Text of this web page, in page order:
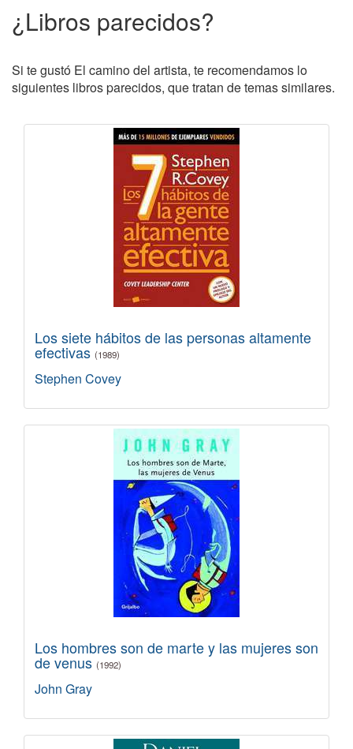
¿Libros parecidos?
Si te gustó El camino del artista, te recomendamos lo
siguientes libros parecidos, que tratan de temas similares.
Los siete hábitos de las personas altamente
efectivas (1989)
Stephen Covey
Los hombres son de marte y las mujeres son
de venus (1992)
John Gray